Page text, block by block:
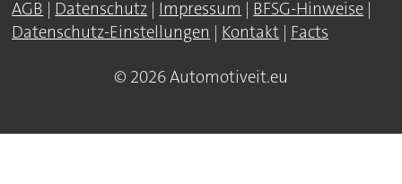
AGB | Datenschutz | Impressum | BFSG-Hinweise |
Datenschutz-Einstellungen | Kontakt | Facts
© 2026 Automotiveit.eu